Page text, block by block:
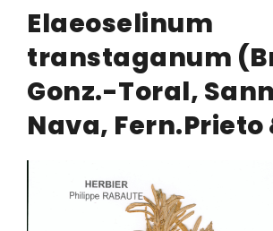
Herbier PCPR
Ressources
Actualités et calendrier
Contact
Elaeoselinum
transtaganum
Gonz.-Toral,
Nava, Fern.Prieto